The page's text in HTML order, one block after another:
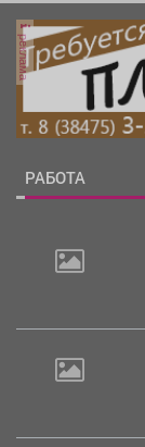
реклама
РАБОТА